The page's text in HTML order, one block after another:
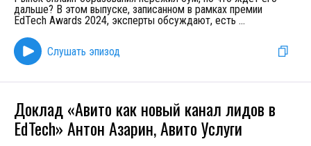
дальше? В этом выпуске, записанном в рамках премии
EdTech Awards 2024, эксперты обсуждают, есть ...
Слушать эпизод
Доклад «Авито как новый канал лидов в
EdTech» Антон Азарин, Авито Услуги